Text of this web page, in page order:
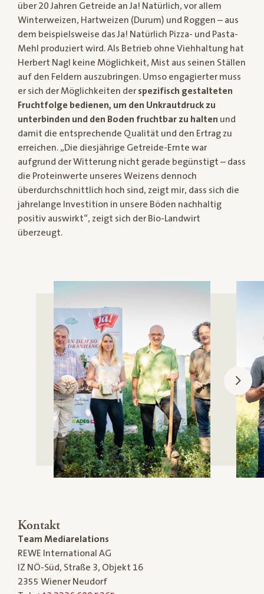
über 20 Jahren Getreide an Ja! Natürlich, vor allem
Winterweizen, Hartweizen (Durum) und Roggen – aus
dem beispielsweise das Ja! Natürlich Pizza- und Pasta-
Mehl produziert wird. Als Betrieb ohne Viehhaltung hat
Herbert Nagl keine Möglichkeit, Mist aus seinen Ställen
auf den Feldern auszubringen. Umso engagierter muss
er sich der Möglichkeiten der spezifisch gestalteten
Fruchtfolge bedienen, um den Unkrautdruck zu
unterbinden und den Boden fruchtbar zu halten und
damit die entsprechende Qualität und den Ertrag zu
erreichen. „Die diesjährige Getreide-Ernte war
aufgrund der Witterung nicht gerade begünstigt – dass
die Proteinwerte unseres Weizens dennoch
überdurchschnittlich hoch sind, zeigt mir, dass sich die
jahrelange Investition in unsere Böden nachhaltig
positiv auswirkt“, zeigt sich der Bio-Landwirt
überzeugt.
Kontakt
Team Mediarelations
REWE International AG
IZ NÖ-Süd, Straße 3, Objekt 16
2355 Wiener Neudorf